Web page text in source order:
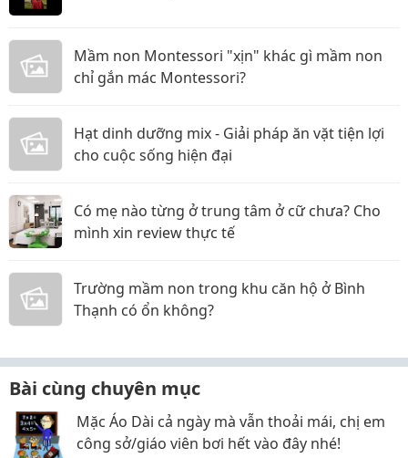
Mầm non Montessori "xịn" khác gì mầm non
chỉ gắn mác Montessori?
Hạt dinh dưỡng mix - Giải pháp ăn vặt tiện lợi
cho cuộc sống hiện đại
Có mẹ nào từng ở trung tâm ở cữ chưa? Cho
mình xin review thực tế
Trường mầm non trong khu căn hộ ở Bình
Thạnh có ổn không?
Bài cùng chuyên mục
Mặc Áo Dài cả ngày mà vẫn thoải mái, chị em
công sở/giáo viên bơi hết vào đây nhé!